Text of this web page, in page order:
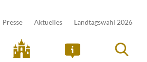
Presse Aktuelles Landtagswahl 2026